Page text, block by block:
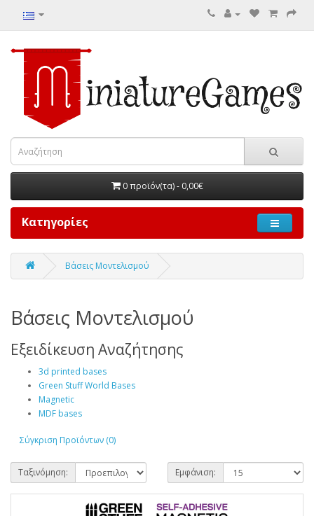
0 προϊόν(τα) - 0,00€
Κατηγορίες
Β΄ασεις Μοντελισμού
Β΄ασεις Μοντελισμού
Εξειδίκευση Αναζήτησης
3d printed bases
Green Stuff World Bases
Magnetic
MDF bases
Σύγκριση Προϊόντων (0)
Ταξινόμηση: Εμφάνιση: